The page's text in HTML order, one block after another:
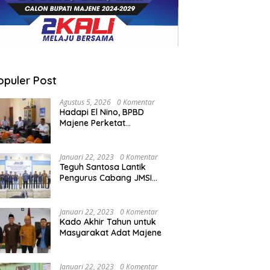
Post
Agustus 5, 2026 0 Komentar
Hadapi El Nino, BPBD
Majene Perketat
Januari 22, 2023 0 Komentar
Teguh Santosa Lantik
Pengurus Cabang JMSI
Januari 22, 2023 0 Komentar
Kado Akhir Tahun untuk
Masyarakat Adat Majene
Januari 22, 2023 0 Komentar